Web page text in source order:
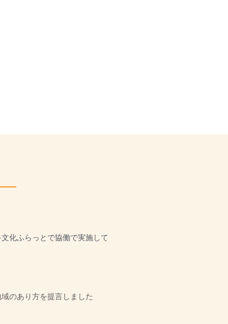
化ふらっとで協働で実施して
のあり方を提言しました